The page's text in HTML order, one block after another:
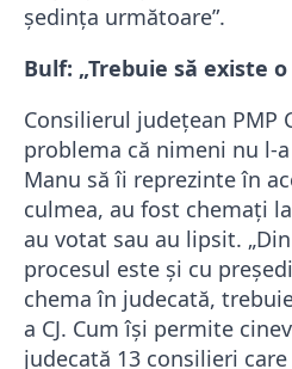
ședința următoare”.
Bulf: „Trebuie să existe
Consilierul județean PMP
problema că nimeni nu l-
Manu să îi reprezinte în
culmea, au fost chemați
au votat sau au lipsit.
procesul este și cu
chema în judecată,
a CJ. Cum își permite
judecată 13 consilieri